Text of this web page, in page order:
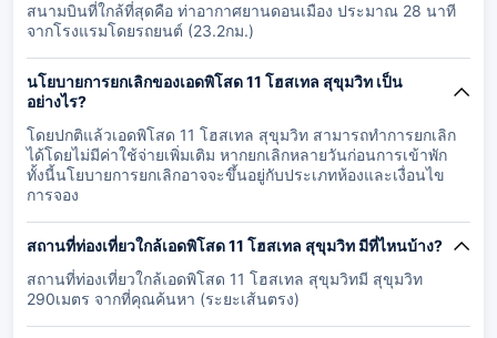
สนามบินที่ใกล้ที่สุดคือ ท่าอากาศยานดอนเมือง ประมาณ 28 นาที
จากโรงแรมโดยรถยนต์ (23.2กม.)
นโยบายการยกเลิกของเอดพิโสด 11 โฮสเทล สุขุมวิท เป็น
อย่างไร?
โดยปกติแล้วเอดพิโสด 11 โฮสเทล สุขุมวิท สามารถทำการยกเลิก
ได้โดยไม่มีค่าใช้จ่ายเพิ่มเติม หากยกเลิกหลายวันก่อนการเข้าพัก
ทั้งนี้นโยบายการยกเลิกอาจจะขึ้นอยู่กับประเภทห้องและเงื่อนไข
การจอง
สถานที่ท่องเที่ยวใกล้เอดพิโสด 11 โฮสเทล สุขุมวิท มีที่ไหนบ้าง?
สถานที่ท่องเที่ยวใกล้เอดพิโสด 11 โฮสเทล สุขุมวิทมี สุขุมวิท
290เมตร จากที่คุณค้นหา (ระยะเส้นตรง)